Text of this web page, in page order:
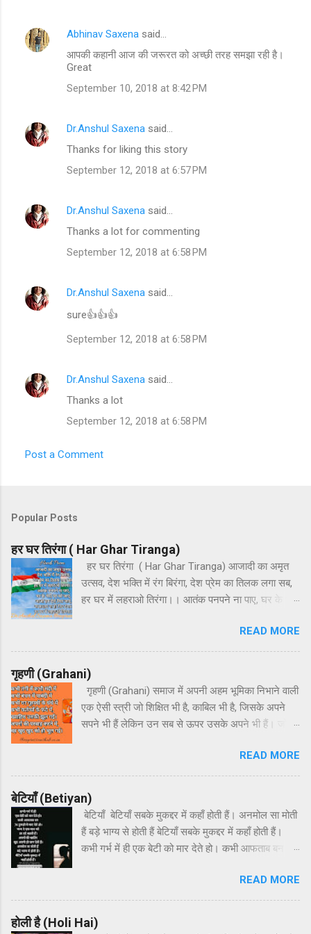
Abhinav Saxena said…
आपकी कहानी आज की जरूरत को अच्छी तरह समझा रही है।
Great
September 10, 2018 at 8:42 PM
Dr.Anshul Saxena said…
Thanks for liking this story
September 12, 2018 at 6:57 PM
Dr.Anshul Saxena said…
Thanks a lot for commenting
September 12, 2018 at 6:58 PM
Dr.Anshul Saxena said…
sure👍👍👍
September 12, 2018 at 6:58 PM
Dr.Anshul Saxena said…
Thanks a lot
September 12, 2018 at 6:58 PM
Post a Comment
Popular Posts
हर घर तिरंगा ( Har Ghar Tiranga)
हर घर तिरंगा ( Har Ghar Tiranga) आजादी का अमृत
उत्सव, देश भक्ति में रंग बिरंगा, देश प्रेम का तिलक लगा सब,
हर घर में लहराओ तिरंगा।। आतंक पनपने ना पाए, घर के भेदी
दंगा। हर घर में लहराओ तिरंगा।। हर अतिथि का हो
अभिनंदन, हर धर्म का करते हम वंदन, इस देश की माटी जैसे
चंदन, देश प्रेम पावन ज्यों गंगा। हर घर में लहराओ तिरंगा।।
READ MORE
गृहणी (Grahani)
गृहणी (Grahani) समाज में अपनी अहम भूमिका निभाने वाली
एक ऐसी स्त्री जो शिक्षित भी है, काबिल भी है, जिसके अपने
सपने भी हैं लेकिन उन सब से ऊपर उसके अपने भी हैं। जो
अपनी ख्वाहिशों का हंसते-हंसते बलिदान दे देती है और फिर भी
उसके बारे में बहुत कुछ अनकहा रह जाता है। मेरा एक छोटा
सा प्रयास है उस स्त्री के बारे में कुछ कहने का जिसका पूरा
घर ऋणी होता है और जिसे गृहणी कहते हैं। कभी तंगी में कभी
मंदी में कभी बंधन में पाबंदी में कभी घर गृहस्थी के धंधे में कभी
कर्तव्यों के फंदे में, ख्वाहिश उसकी झूल गई। अपनों की परवाह
करने में, वह खुद खुद को ही भूल गई। दूर पास के रिश्ते में
महंगा राशन हो सस्ते में बच्चों और उनके बस्ते में दिन भर वो
ही भूल गयी। अपनों की परवाह करने में, वह खुद खुद को ही
READ MORE
बेटियाँ (Betiyan)
बेटियाँ बेटियाँ सबके मुकद्दर में कहाँ होती हैं। अनमोल सा मोती
हैं बड़े भाग्य से होती हैं बेटियाँ सबके मुकद्दर में कहाँ होती हैं।
कभी गर्भ में ही एक बेटी को मार देते हो। कभी आफताब बन 36
अपनों की खातिर खुद अपनी ही जान देती हैं। अनमोल सा
मोती हैं बड़े भाग्य से होती हैं बेटियाँ सबके मुकद्दर में कहाँ होती
हैं। कभी शादी में बिक जाते हो कभी उन पर रौब जमाते हो। जो
READ MORE
होली है (Holi Hai)